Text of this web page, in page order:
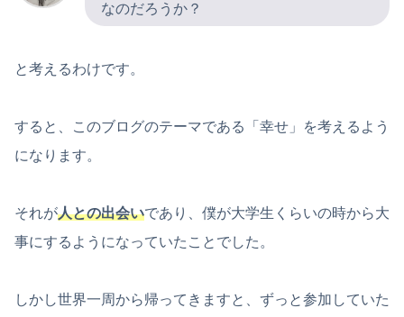
なのだろうか？
と考えるわけです。
すると、このブログのテーマである「幸せ」を考えるよう
になります。
それが人との出会いであり、僕が大学生くらいの時から大
事にするようになっていたことでした。
しかし世界一周から帰ってきますと、ずっと参加していた